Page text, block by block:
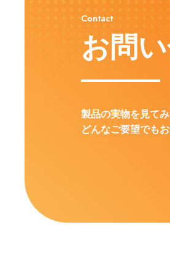
Contact
お問
製品の実物を見て
どんなご要望でも